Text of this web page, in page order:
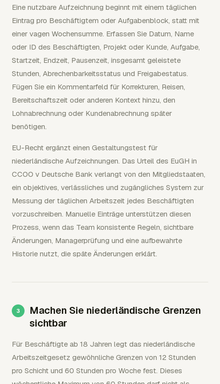
Eine nutzbare Aufzeichnung beginnt mit einem täglichen
Eintrag pro Beschäftigtem oder Aufgabenblock, statt mit
einer vagen Wochensumme. Erfassen Sie Datum, Name
oder ID des Beschäftigten, Projekt oder Kunde, Aufgabe,
Startzeit, Endzeit, Pausenzeit, insgesamt geleistete
Stunden, Abrechenbarkeitsstatus und Freigabestatus.
Fügen Sie ein Kommentarfeld für Korrekturen, Reisen,
Bereitschaftszeit oder anderen Kontext hinzu, den
Lohnabrechnung oder Kundenabrechnung später
benötigen.
EU-Recht ergänzt einen Gestaltungstest für
niederländische Aufzeichnungen. Das Urteil des EuGH in
CCOO v Deutsche Bank verlangt von den Mitgliedstaaten,
ein objektives, verlässliches und zugängliches System zur
Messung der täglichen Arbeitszeit jedes Beschäftigten
vorzuschreiben. Manuelle Einträge unterstützen diesen
Prozess, wenn das Team konsistente Regeln, sichtbare
Änderungen, Managerprüfung und eine aufbewahrte
Historie nutzt, die späte Änderungen erklärt.
Machen Sie niederländische Grenzen
sichtbar
Für Beschäftigte ab 18 Jahren legt das niederländische
Arbeitszeitgesetz gewöhnliche Grenzen von 12 Stunden
pro Schicht und 60 Stunden pro Woche fest. Dieses